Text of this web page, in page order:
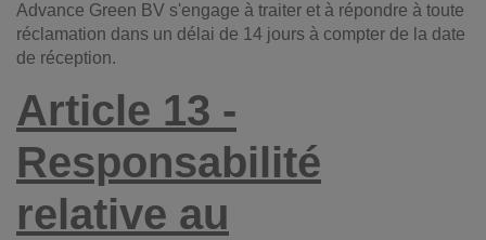
Advance Green BV s'engage à traiter et à répondre à toute
réclamation dans un délai de 14 jours à compter de la date
de réception.
Article 13 -
Responsabilité
relative au